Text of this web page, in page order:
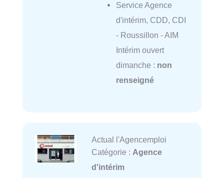
Service Agence
d'intérim, CDD, CDI
- Roussillon - AIM
Intérim ouvert
dimanche : non
renseigné
Actual l'Agencemploi
Catégorie : Agence
d'intérim